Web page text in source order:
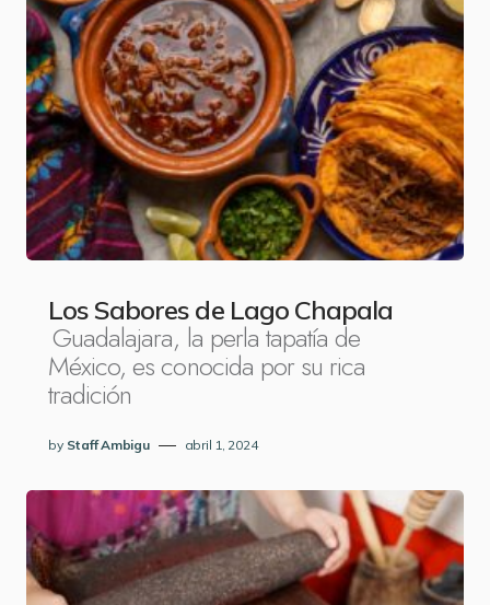
Los Sabores de Lago Chapala
Guadalajara, la perla tapatía de
México, es conocida por su rica
tradición
by Staff Ambigu abril 1, 2024